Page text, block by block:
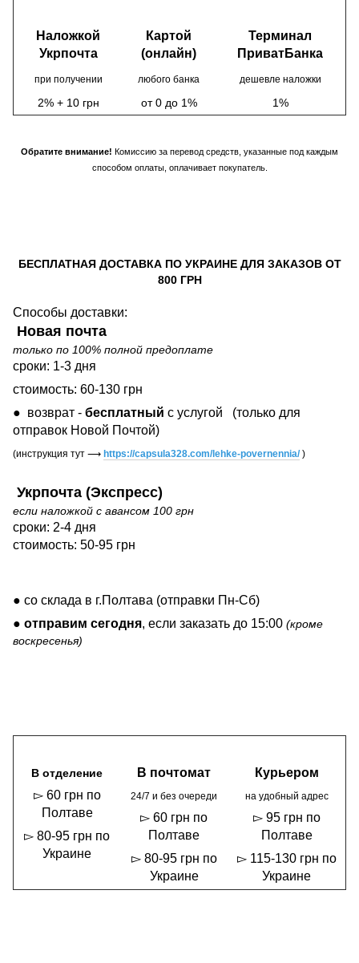
Наложкой
Укрпочта
Картой
(онлайн)
Терминал
ПриватБанка
при получении любого банка дешевле наложки
2% + 10 грн от 0 до 1% 1%
Обратите внимание! Комиссию за перевод средств, указанные под каждым
способом оплаты, оплачивает покупатель.
БЕСПЛАТНАЯ ДОСТАВКА ПО УКРАИНЕ ДЛЯ ЗАКАЗОВ ОТ
800 ГРН
Способы доставки:
Новая почта
только по 100% полной предоплате
сроки: 1-3 дня
стоимость: 60-130 грн
● возврат - бесплатный с услугой
(только для
отправок Новой Почтой)
(инструкция тут ⟶ https://capsula328.com/lehke-povernennia/)
Укрпочта (Экспресс)
если наложкой с авансом 100 грн
сроки: 2-4 дня
стоимость: 50-95 грн
● со склада в г.Полтава (отправки Пн-Сб)
● отправим сегодня, если заказать до 15:00 (кроме
воскресенья)
В отделение
▻ 60 грн по
Полтаве
▻ 80-95 грн по
Украине
В почтомат
24/7 и без очереди
▻ 60 грн по
Полтаве
▻ 80-95 грн по
Украине
Курьером
на удобный адрес
▻ 95 грн по
Полтаве
▻ 115-130 грн по
Украине